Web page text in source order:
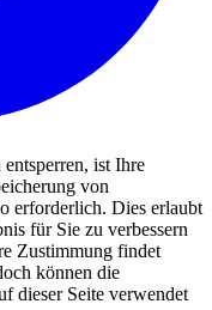
ist Ihre
von
erforderlich. Dies erlaubt
für Sie zu verbessern
Zustimmung findet
können die
dieser Seite verwendet